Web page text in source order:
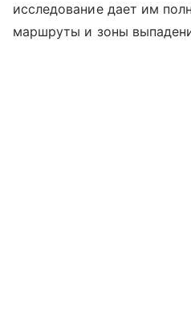
исследование дает им
маршруты и зоны